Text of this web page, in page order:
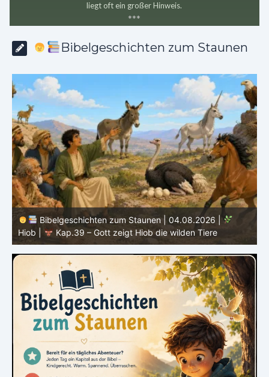
liegt oft ein großer Hinweis.
***
Bibelgeschichten zum Staunen
Staunen | 04.08.2026 |
Hiob die wilden Tiere
Bibelgeschichten zum
Hiob |
Kap.38 – Gott